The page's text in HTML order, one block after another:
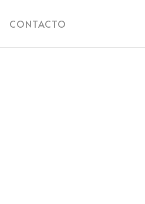
CONTACTO